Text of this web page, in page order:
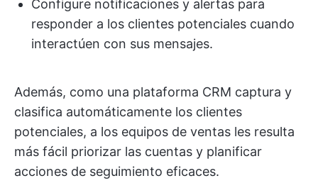
Configure notificaciones y alertas para
responder a los clientes potenciales cuando
interactúen con sus mensajes.
Además, como una plataforma CRM captura y
clasifica automáticamente los clientes
potenciales, a los equipos de ventas les resulta
más fácil priorizar las cuentas y planificar
acciones de seguimiento eficaces.